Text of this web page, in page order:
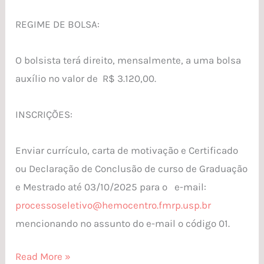
REGIME DE BOLSA:
O bolsista terá direito, mensalmente, a uma bolsa
auxílio no valor de R$ 3.120,00.
INSCRIÇÕES:
Enviar currículo, carta de motivação e Certificado
ou Declaração de Conclusão de curso de Graduação
e Mestrado até 03/10/2025 para o e-mail:
processoseletivo@hemocentro.fmrp.usp.br
mencionando no assunto do e-mail o código 01.
Read More »